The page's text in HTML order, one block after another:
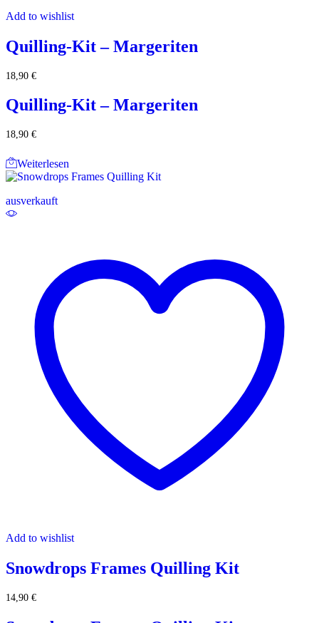
Add to wishlist
Quilling-Kit – Margeriten
18,90 €
Quilling-Kit – Margeriten
18,90 €
Weiterlesen
ausverkauft
Add to wishlist
Snowdrops Frames Quilling Kit
14,90 €